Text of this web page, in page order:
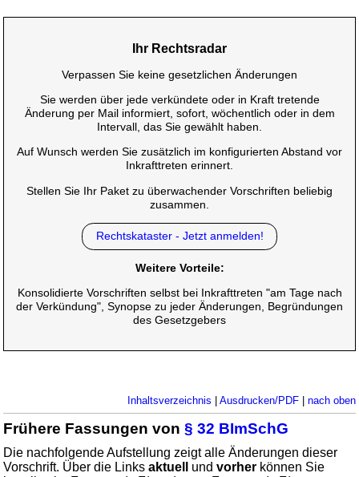
Ihr Rechtsradar
Verpassen Sie keine gesetzlichen Änderungen
Sie werden über jede verkündete oder in Kraft tretende
Änderung per Mail informiert, sofort, wöchentlich oder in dem
Intervall, das Sie gewählt haben.
Auf Wunsch werden Sie zusätzlich im konfigurierten Abstand vor
Inkrafttreten erinnert.
Stellen Sie Ihr Paket zu überwachender Vorschriften beliebig
zusammen.
Rechtskataster - Jetzt anmelden!
Weitere Vorteile:
Konsolidierte Vorschriften selbst bei Inkrafttreten "am Tage nach
der Verkündung", Synopse zu jeder Änderungen, Begründungen
des Gesetzgebers
Inhaltsverzeichnis Ausdrucken/PDF| nach oben
Frühere Fassungen von§ 32 BImSchG
Die nachfolgende Aufstellung zeigt alle Änderungen dieser
Vorschrift. Über die Linksaktuell undvorher können Sie